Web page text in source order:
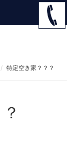
特定空き家？？？